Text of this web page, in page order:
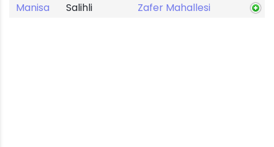
Manisa
Salihli Zafer Mahallesi